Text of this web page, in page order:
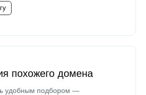
похожего домена
удобным подбором —